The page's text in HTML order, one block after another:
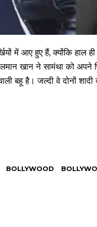
में आए हुए हैं, क्योंकि हाल
खान ने सामंथा को अपने
बहू है। जल्दी वे दोनों
BOLLYWOOD